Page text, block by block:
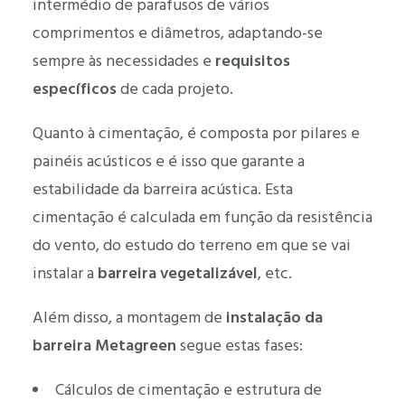
intermédio de parafusos de vários
comprimentos e diâmetros, adaptando-se
sempre às necessidades e requisitos
específicosde cada projeto.
Quanto à cimentação, é composta por pilares e
painéis acústicos e é isso que garante a
estabilidade da barreira acústica. Esta
cimentação é calculada em função da resistência
do vento, do estudo do terreno em que se vai
instalar a barreiravegetalizável, etc.
Além disso, a montagem de instalação da
barreira Metagreen segue estas fases:
Cálculos de cimentação e estrutura de